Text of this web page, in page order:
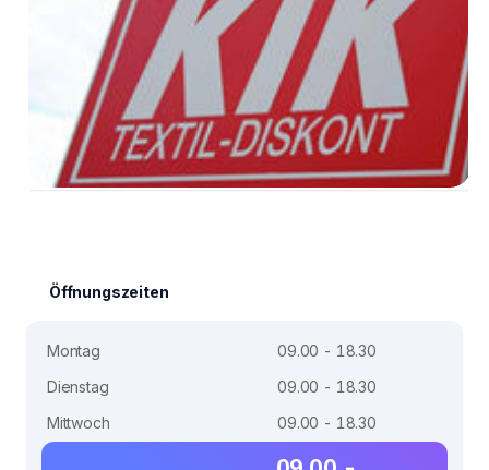
Öffnungszeiten
Montag
09.00 - 18.30
Dienstag
09.00 - 18.30
Mittwoch
09.00 - 18.30